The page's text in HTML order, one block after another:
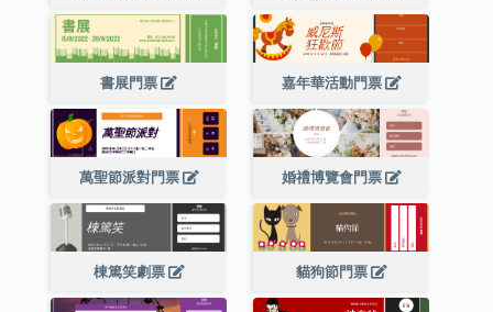
書展門票 嘉年華活動門票
萬聖節派對門票 婚禮博覽會門票
棟篤笑劇票 貓狗節門票